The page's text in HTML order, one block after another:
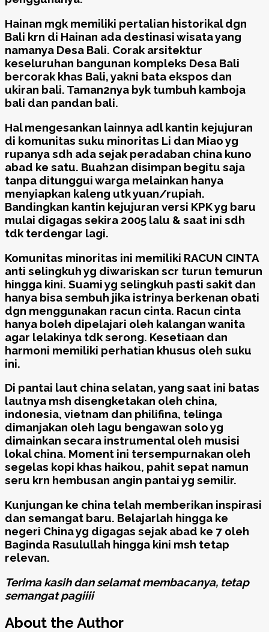
Hainan mgk memiliki pertalian historikal dgn
Bali krn di Hainan ada destinasi wisata yang
namanya Desa Bali. Corak arsitektur
keseluruhan bangunan kompleks Desa Bali
bercorak khas Bali, yakni bata ekspos dan
ukiran bali. Taman2nya byk tumbuh kamboja
bali dan pandan bali.
Hal mengesankan lainnya adl kantin kejujuran
di komunitas suku minoritas Li dan Miao yg
rupanya sdh ada sejak peradaban china kuno
abad ke satu. Buah2an disimpan begitu saja
tanpa ditunggui warga melainkan hanya
menyiapkan kaleng utk yuan/rupiah.
Bandingkan kantin kejujuran versi KPK yg baru
mulai digagas sekira 2005 lalu & saat ini sdh
tdk terdengar lagi.
Komunitas minoritas ini memiliki RACUN CINTA
anti selingkuh yg diwariskan scr turun temurun
hingga kini. Suami yg selingkuh pasti sakit dan
hanya bisa sembuh jika istrinya berkenan obati
dgn menggunakan racun cinta. Racun cinta
hanya boleh dipelajari oleh kalangan wanita
agar lelakinya tdk serong. Kesetiaan dan
harmoni memiliki perhatian khusus oleh suku
ini.
Di pantai laut china selatan, yang saat ini batas
lautnya msh disengketakan oleh china,
indonesia, vietnam dan philifina, telinga
dimanjakan oleh lagu bengawan solo yg
dimainkan secara instrumental oleh musisi
lokal china. Moment ini tersempurnakan oleh
segelas kopi khas haikou, pahit sepat namun
seru krn hembusan angin pantai yg semilir.
Kunjungan ke china telah memberikan inspirasi
dan semangat baru. Belajarlah hingga ke
negeri China yg digagas sejak abad ke 7 oleh
Baginda Rasulullah hingga kini msh tetap
relevan.
Terima kasih dan selamat membacanya, tetap
semangat pagiiii
About the Author